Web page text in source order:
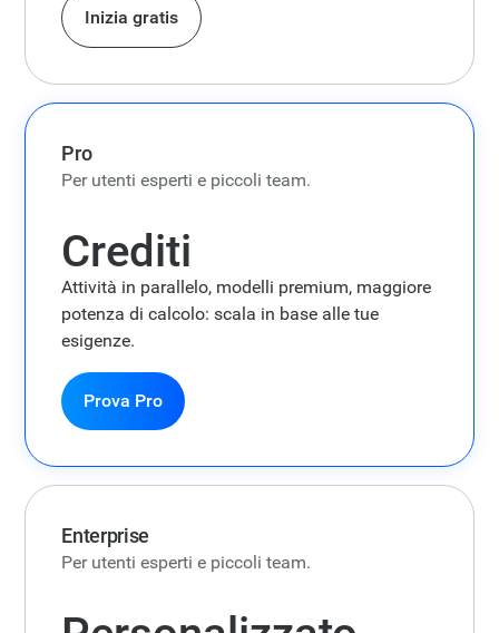
Inizia gratis
Pro
Per utenti esperti e piccoli team.
Crediti
Attività in parallelo, modelli premium, maggiore
potenza di calcolo: scala in base alle tue
esigenze.
Prova Pro
Enterprise
Per utenti esperti e piccoli team.